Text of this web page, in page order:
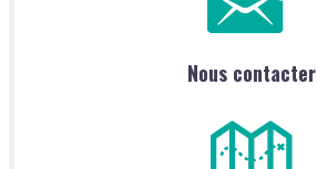
Nous contacter